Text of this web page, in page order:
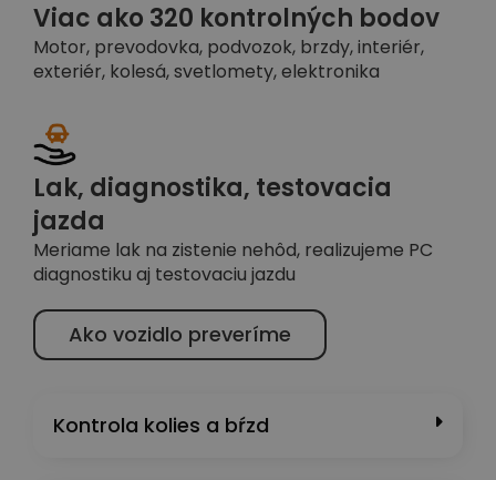
Viac ako 320 kontrolných bodov
Motor, prevodovka, podvozok, brzdy, interiér,
exteriér, kolesá, svetlomety, elektronika
Lak, diagnostika, testovacia
jazda
Meriame lak na zistenie nehôd, realizujeme PC
diagnostiku aj testovaciu jazdu
Ako vozidlo preveríme
Kontrola kolies a bŕzd